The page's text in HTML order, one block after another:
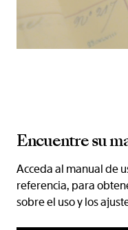
Encuentre su
Acceda al manual de
referencia, para
sobre el uso y los